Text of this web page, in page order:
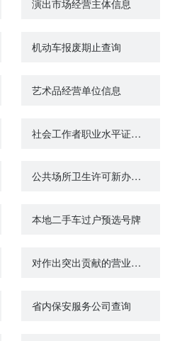
演出市场经营主体信息
机动车报废期止查询
艺术品经营单位信息
社会工作者职业水平证书登记管理
公共场所卫生许可新办（除饭馆、咖啡馆、酒吧、茶座等）
本地二手车过户预选号牌
对作出突出贡献的营业性演出社会义务监督员的表彰
省内保安服务公司查询